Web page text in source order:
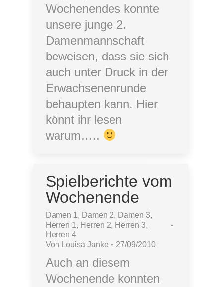
Wochenendes konnte
unsere junge 2.
Damenmannschaft
beweisen, dass sie sich
auch unter Druck in der
Erwachsenenrunde
behaupten kann. Hier
könnt ihr lesen
warum…..
Spielberichte vom
Wochenende
Damen 1 , Damen 2, Damen 3,
Herren 1 , Herren 2, Herren 3,
Herren 4
Von Louisa Janke 27/09/2010
Auch an diesem
Wochenende konnten